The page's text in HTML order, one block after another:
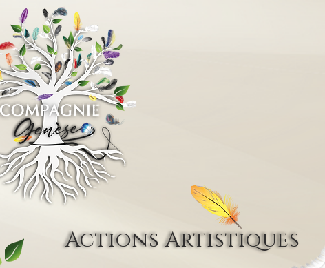
Actions Artistiques